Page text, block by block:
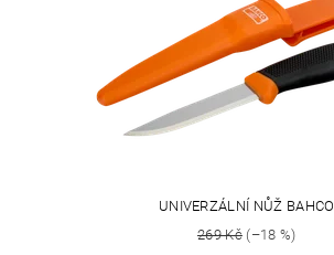
UNIVERZÁLNÍ NŮŽ BAHCO
269 Kč(–18 %)